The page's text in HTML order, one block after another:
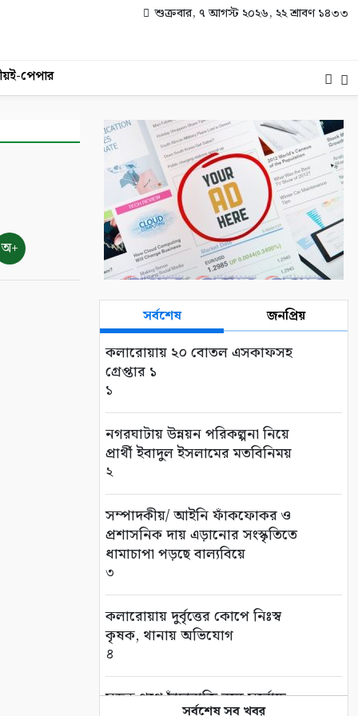
শুক্রবার, ৭ আগস্ট ২০২৬, ২২ শ্রাবণ ১৪৩৩
ই-পেপার
অ+
সর্বশেষ জনপ্রিয়
কলারোয়ায় ২০ বোতল এসকাফসহ
গ্রেপ্তার ১
১
নগরঘাটায় উন্নয়ন পরিকল্পনা নিয়ে
প্রার্থী ইবাদুল ইসলামের মতবিনিময়
২
সম্পাদকীয়/ আইনি ফাঁকফোকর ও
প্রশাসনিক দায় এড়ানোর সংস্কৃতিতে
ধামাচাপা পড়ছে বাল্যবিয়ে
৩
কলারোয়ায় দুর্বৃত্তের কোপে নিঃস্ব
কৃষক, থানায় অভিযোগ
৪
সড়ক পথে চাঁদাবাজি বন্ধে সর্বোচ্চ
সর্বশেষ সব খবর